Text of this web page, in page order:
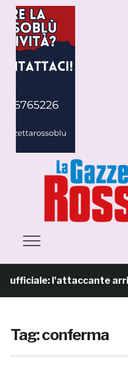
l’attaccante arriva in
Tag:conferma